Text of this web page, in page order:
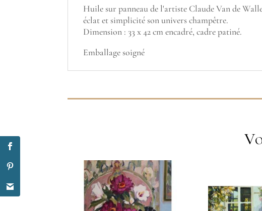
Huile sur panneau de l'artiste Claude Van de
éclat et simplicité son univers champêtre.
Dimension : 33 x 42 cm encadré, cadre patiné.
Emballage soigné